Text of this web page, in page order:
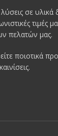
σε υλικά
τιμές
πελατών μας.
ποιοτικά